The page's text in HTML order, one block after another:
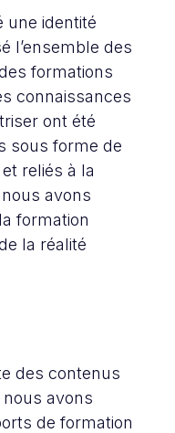
une identité
l’ensemble des
formations
connaissances
ont été
sous forme de
reliés à la
avons
formation
la réalité
des contenus
avons
de formation